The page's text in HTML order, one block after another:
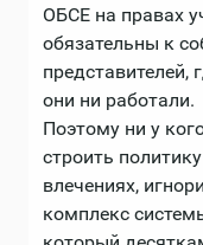
ОБСЕ на правах
обязательны к
представителей,
они ни работали.
Поэтому ни у
строить
влечениях,
комплекс